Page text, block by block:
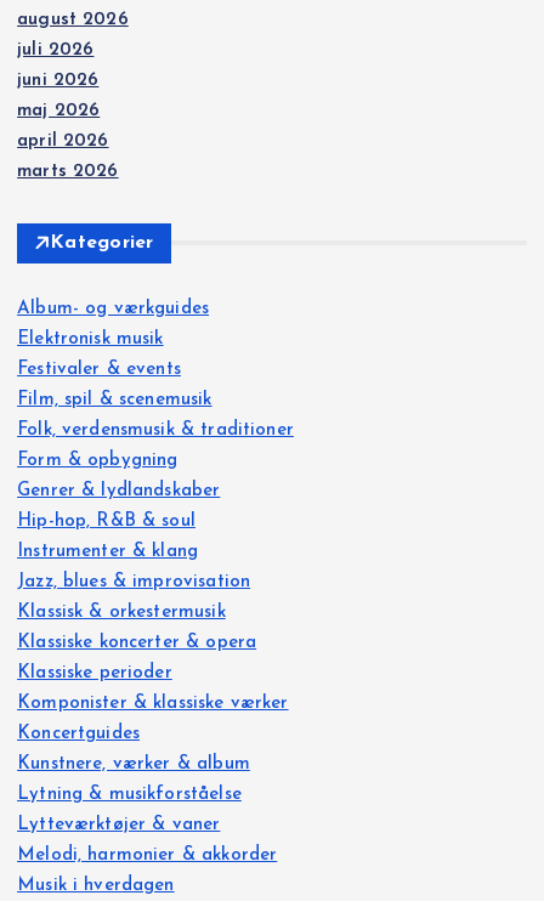
august 2026
juli 2026
juni 2026
maj 2026
april 2026
marts 2026
Kategorier
Album- og værkguides
Elektronisk musik
Festivaler & events
Film, spil & scenemusik
Folk, verdensmusik & traditioner
Form & opbygning
Genrer & lydlandskaber
Hip-hop, R&B & soul
Instrumenter & klang
Jazz, blues & improvisation
Klassisk & orkestermusik
Klassiske koncerter & opera
Klassiske perioder
Komponister & klassiske værker
Koncertguides
Kunstnere, værker & album
Lytning & musikforståelse
Lytteværktøjer & vaner
Melodi, harmonier & akkorder
Musik i hverdagen